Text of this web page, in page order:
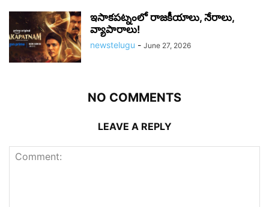
ఇసాకపట్నంలో రాజ‌కీయాలు, నేరాలు,
వ్యాపారాలు!
newstelugu - June 27, 2026
NO COMMENTS
LEAVE A REPLY